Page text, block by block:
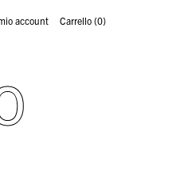
account Carrello(0)